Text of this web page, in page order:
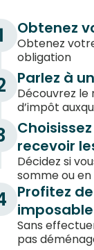
Obtenez
Obtenez
obligation
Parlez à
Découvrez le
d’impôt
recevoir
Décidez si
somme ou
Profitez
imposable
Sans
pas